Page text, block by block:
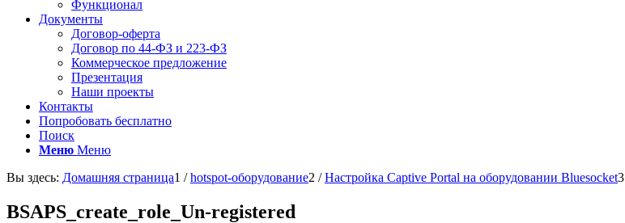
Функционал
Документы
Договор-оферта
Договор по 44-ФЗ и 223-ФЗ
Коммерческое предложение
Презентация
Наши проекты
Контакты
Попробовать бесплатно
Поиск
Меню Меню
Вы здесь: Домашняя страница1 / hotspot-оборудование2 / Настройка Captive Portal на оборудовании Bluesocket3
BSAPS_create_role_Un-registered